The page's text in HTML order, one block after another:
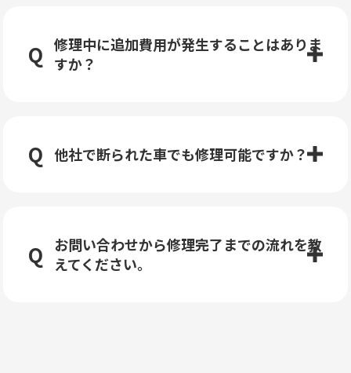
修理中に追加費用が発生することはありま
すか？
他社で断られた車でも修理可能ですか？
お問い合わせから修理完了までの流れを教
えてください。